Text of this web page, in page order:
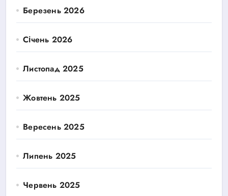
Березень 2026
Січень 2026
Листопад 2025
Жовтень 2025
Вересень 2025
Липень 2025
Червень 2025